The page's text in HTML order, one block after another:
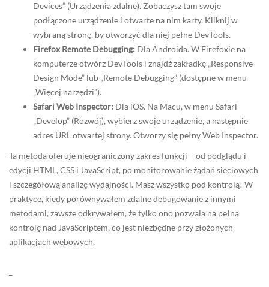
Devices” (Urządzenia zdalne). Zobaczysz tam swoje
podłączone urządzenie i otwarte na nim karty. Kliknij w
wybraną stronę, by otworzyć dla niej pełne DevTools.
Firefox Remote Debugging: Dla Androida. W Firefoxie na
komputerze otwórz DevTools i znajdź zakładkę „Responsive
Design Mode” lub „Remote Debugging” (dostępne w menu
„Więcej narzędzi”).
Safari Web Inspector: Dla iOS. Na Macu, w menu Safari
„Develop” (Rozwój), wybierz swoje urządzenie, a następnie
adres URL otwartej strony. Otworzy się pełny Web Inspector.
Ta metoda oferuje nieograniczony zakres funkcji – od podglądu i
edycji HTML, CSS i JavaScript, po monitorowanie żądań sieciowych
i szczegółową analizę wydajności. Masz wszystko pod kontrolą! W
praktyce, kiedy porównywałem zdalne debugowanie z innymi
metodami, zawsze odkrywałem, że tylko ono pozwala na pełną
kontrolę nad JavaScriptem, co jest niezbędne przy złożonych
aplikacjach webowych.